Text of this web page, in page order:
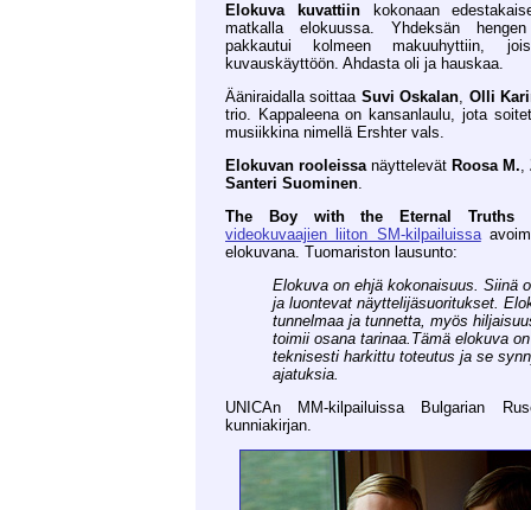
Elokuva kuvattiinkokonaan
matkalla elokuussa. Yhdeksän hengen
pakkautui kolmeen makuuhyttiin,
kuvauskäyttöön. Ahdasta oli ja hauskaa.
Ääniraidalla soittaa Suvi Oskalan, Olli
trio. Kappaleena on kansanlaulu, jota
musiikkina nimellä Ershter vals.
Elokuvan rooleissanäyttelevät Roosa M.,
Santeri Suominen.
The Boy with the Eternal Truths
videokuvaajien liiton SM-kilpailuissa
elokuvana. Tuomariston lausunto:
Elokuva on ehjä kokonaisuus. Siinä
ja luontevat näyttelijäsuoritukset.
tunnelmaa ja tunnetta, myös
toimii osana tarinaa.Tämä elokuva
teknisesti harkittu toteutus ja se
ajatuksia.
UNICAn MM-kilpailuissa Bulgarian
kunniakirjan.